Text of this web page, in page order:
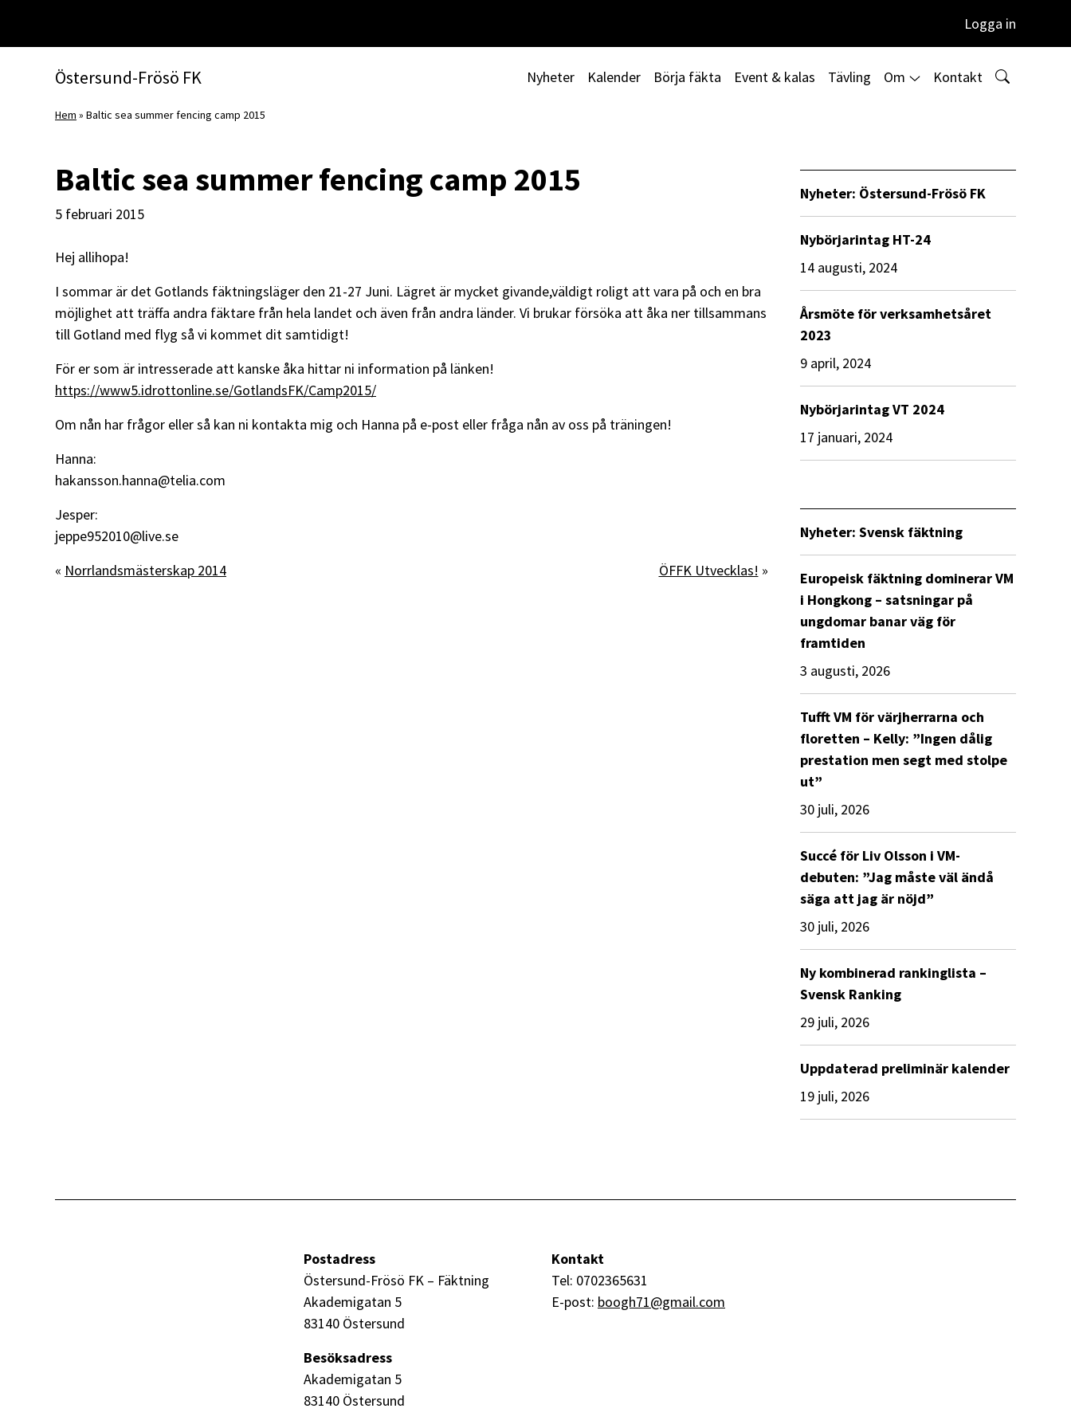
Huvudnavigering
Logga in
Östersund-Frösö FK Nyheter Kalender Börja fäkta Event & kalas Tävling Om Kontakt
Hem » Baltic sea summer fencing camp 2015
Baltic sea summer fencing camp 2015
5 februari 2015
Hej allihopa!
I sommar är det Gotlands fäktningsläger den 21-27 Juni. Lägret är mycket givande,väldigt roligt att vara på och en bra
möjlighet att träffa andra fäktare från hela landet och även från andra länder. Vi brukar försöka att åka ner tillsammans
till Gotland med flyg så vi kommet dit samtidigt!
För er som är intresserade att kanske åka hittar ni information på länken!
https://www5.idrottonline.se/GotlandsFK/Camp2015/
Om nån har frågor eller så kan ni kontakta mig och Hanna på e-post eller fråga nån av oss på träningen!
Hanna:
hakansson.hanna@telia.com
Jesper:
jeppe952010@live.se
« Norrlandsmästerskap 2014 ÖFFK Utvecklas! »
Nyheter: Östersund-Frösö FK
Nybörjarintag HT-24
14 augusti, 2024
Årsmöte för verksamhetsåret
2023
9 april, 2024
Nybörjarintag VT 2024
17 januari, 2024
Nyheter: Svensk fäktning
Europeisk fäktning dominerar VM
i Hongkong – satsningar på
ungdomar banar väg för
framtiden
3 augusti, 2026
Tufft VM för värjherrarna och
floretten – Kelly: ”Ingen dålig
prestation men segt med stolpe
ut”
30 juli, 2026
Succé för Liv Olsson i VM-
debuten: ”Jag måste väl ändå
säga att jag är nöjd”
30 juli, 2026
Ny kombinerad rankinglista –
Svensk Ranking
29 juli, 2026
Uppdaterad preliminär kalender
19 juli, 2026
Postadress
Östersund-Frösö FK – Fäktning
Akademigatan 5
83140 Östersund
Besöksadress
Akademigatan 5
83140 Östersund
Kontakt
Tel: 0702365631
E-post: boogh71@gmail.com